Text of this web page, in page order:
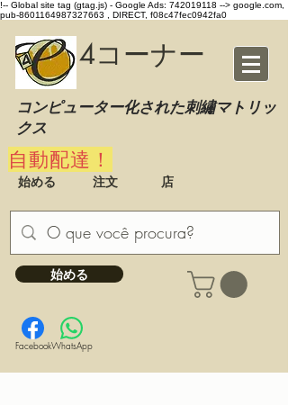
!-- Global site tag (gtag.js) - Google Ads: 742019118 --> google.com,
pub-8601164987327663 , DIRECT, f08c47fec0942fa0
4コーナー
コンピューター化された刺繡マトリッ
クス
自動配達！
始める 注文 店
始める
FacebookWhatsApp